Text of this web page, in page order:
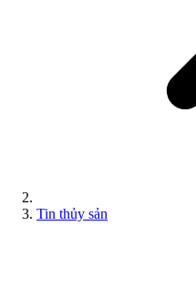
Tin thủy sản